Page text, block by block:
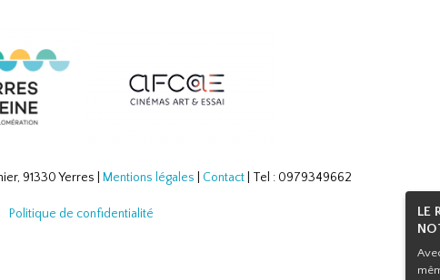
LE
91330 Yerres | Mentions légales Contact| Tel : 0979349662
Politique de confidentialité